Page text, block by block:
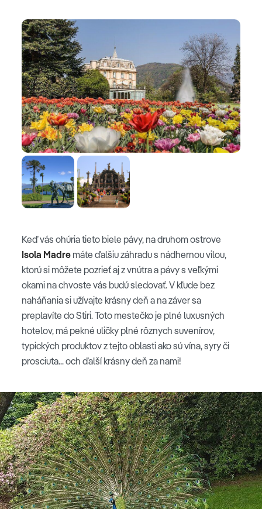
Keď vás ohúria tieto biele pávy, na druhom ostrove
Isola Madre máte ďalšiu záhradu s nádhernou vilou,
ktorú si môžete pozrieť aj z vnútra a pávy s veľkými
okami na chvoste vás budú sledovať. V kľude bez
naháňania si užívajte krásny deň a na záver sa
preplavíte do Stiri. Toto mestečko je plné luxusných
hotelov, má pekné uličky plné rôznych suvenírov,
typických produktov z tejto oblasti ako sú vína, syry či
prosciuta... och ďalší krásny deň za nami!